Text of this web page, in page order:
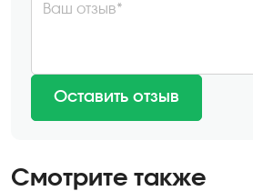
Ваш отзыв*
Оставить отзыв
Смотрите также